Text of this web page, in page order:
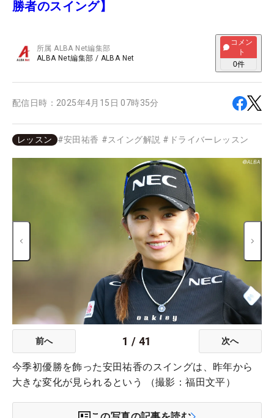
勝者のスイング】
所属ALBA Net編集部
ALBA Net編集部 / ALBA Net
コメン
ト
0件
配信日時： 2025年4月15日 07時35分
レッスン #安田祐香 #スイング解説 # ドライバーレッスン
前へ 1 / 41 次へ
今季初優勝を飾った安田祐香のスイングは、昨年から
大きな変化が見られるという （撮影：福田文平）